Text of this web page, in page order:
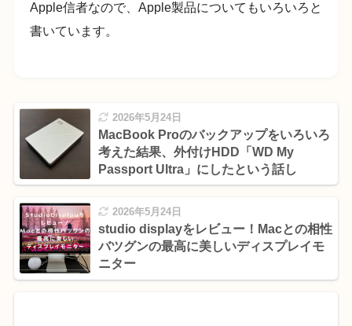
Apple信者なので、Apple製品についてもいろいろと
書いています。
2026年5月24日
MacBook Proのバックアップをいろいろ
考えた結果、外付けHDD「WD My
Passport Ultra」にしたという話し
2026年5月24日
studio displayをレビュー！Macとの相性
バツグンの最高に美しいディスプレイモ
ニター